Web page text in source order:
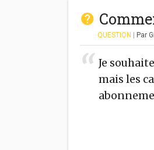
QUESTION Par
Je
mais les